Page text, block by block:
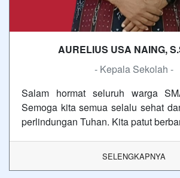
AURELIUS USA NAING,
- Kepala Sekolah -
Salam hormat seluruh warga
Semoga kita semua selalu sehat
perlindungan Tuhan. Kita patut
SELENGKAPNYA